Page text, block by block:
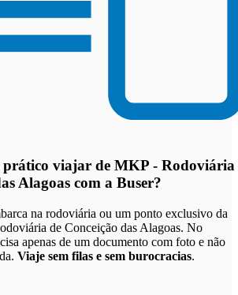
prático viajar de MKP - Rodoviária
Alagoas com a Buser?
na rodoviária ou um ponto exclusivo da
de Conceição das Alagoas. No
apenas de um documento com foto e não
Viaje sem filas e sem burocracias.